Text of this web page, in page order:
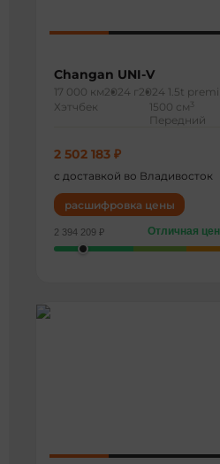
Changan UNI-V
17 000 км2024 г 2024 1.5t
Хэтчбек
1500 см 3
Передний
2 502 183 ₽
с доставкой во Владивосток
расшифровка цены
2 394 209 ₽ Отличная